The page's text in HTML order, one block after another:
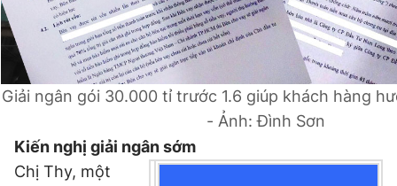
Giấy phép xuất bản số 110/GP - BTTTT cấp ngày 24.3.2020
© 2003-2026 Bản quyền thuộc về Báo Thanh Niên. Cấm sao
chép dưới mọi hình thức nếu không có sự chấp thuận bằng văn
bản. Phát triển bởi ePi Technologies, JSC.
Giải ngân gói 30.000 tỉ trước 1.6 giúp khách hàng
- Ảnh: Đình Sơn
Kiến nghị giải ngân sớm
Chị Thy, một